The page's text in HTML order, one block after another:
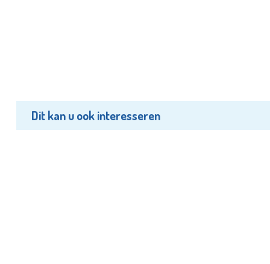
Dit kan u ook interesseren